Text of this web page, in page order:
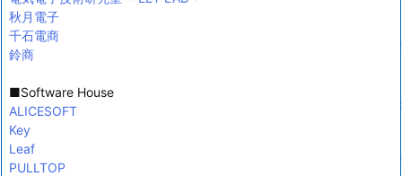
秋月電子
千石電商
鈴商
■Software House
ALICESOFT
Key
Leaf
PULLTOP